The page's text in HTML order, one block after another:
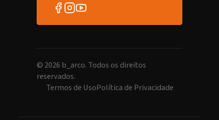
© 2026 b_arco. Todos os direitos
reservados.
Termos de UsoPolítica de Privacidade